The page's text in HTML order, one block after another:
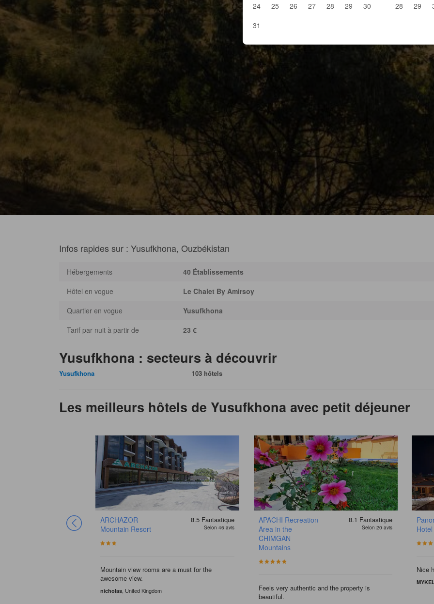
24
25 26 27 28 29
30
31
28
29
Infos rapides sur : Yusufkhona, Ouzbékistan
Hébergements
40 Établissements
Hôtel en vogue
Le Chalet By Amirsoy
Quartier en vogue
Yusufkhona
Tarif par nuit à partir de
23 €
Yusufkhona : secteurs à découvrir
Yusufkhona 103 hôtels
Les meilleurs hôtels de Yusufkhona avec petit déjeuner
ARCHAZOR
Mountain Resort
8.5 Fantastique
Selon 46 avis
Mountain view rooms are a must for the
awesome view.
nicholas , United Kingdom
APACHI Recreation
Area in the
CHIMGAN
Mountains
8.1 Fantastique
Selon 20 avis
Feels very authentic and the property is
beautiful.
Hotel
Nice